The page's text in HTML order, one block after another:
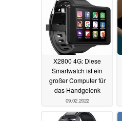
X2800 4G: Diese
Smartwatch ist ein
großer Computer für
das Handgelenk
09.02.2022